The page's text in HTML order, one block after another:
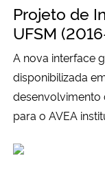
Ministério da
Ministério da Educação
Ministério da Cidadania
Projeto de
UFSM
A nova interface
disponibilizada
desenvolvimento
para o AVEA